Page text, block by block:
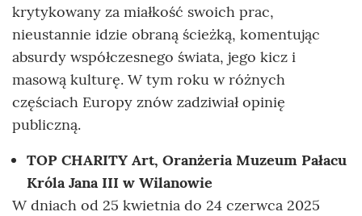
krytykowany za miałkość swoich prac,
nieustannie idzie obraną ścieżką, komentując
absurdy współczesnego świata, jego kicz i
masową kulturę. W tym roku w różnych
częściach Europy znów zadziwiał opinię
publiczną.
TOP CHARITY Art, Oranżeria Muzeum Pałacu
Króla Jana III w Wilanowie
W dniach od 25 kwietnia do 24 czerwca 2025